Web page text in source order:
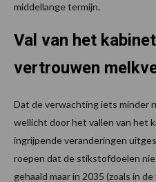
middellange termijn.
Val van het
vertrouwen
Dat de verwachting iets minder
wellicht door het vallen van het
ingrijpende veranderingen
roepen dat de stikstofdoelen
gehaald maar in 2035 (zoals in